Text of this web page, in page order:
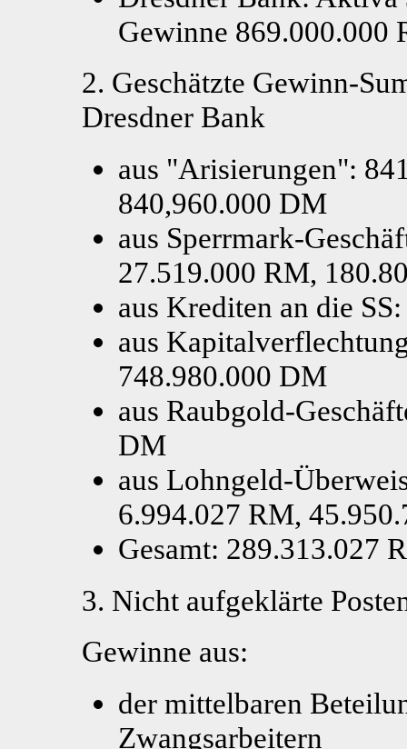
Gewinne 869.000.000
2. Geschätzte Gewinn-
Dresdner Bank
aus "Arisierungen":
840,960.000 DM
aus Sperrmark-
27.519.000 RM,
aus Krediten an die
aus
748.980.000 DM
aus Raubgold-
DM
aus Lohngeld-
6.994.027 RM,
Gesamt: 289.313.027
3. Nicht aufgeklärte
Gewinne aus:
der mittelbaren
Zwangsarbeitern